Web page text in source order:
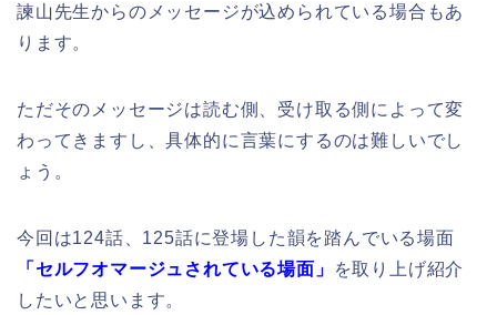
諫山先生からのメッセージが込められている場合もあ
ります。
ただそのメッセージは読む側、受け取る側によって変
わってきますし、具体的に言葉にするのは難しいでし
ょう。
今回は124話、125話に登場した韻を踏んでいる場面
「セルフオマージュされている場面」
を取り上げ紹介
したいと思います。